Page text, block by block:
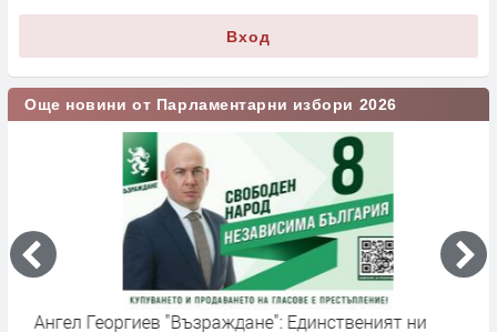
Вход
Още новини от Парламентарни избори 2026
Ангел Георгиев "Възраждане": Единственият ни